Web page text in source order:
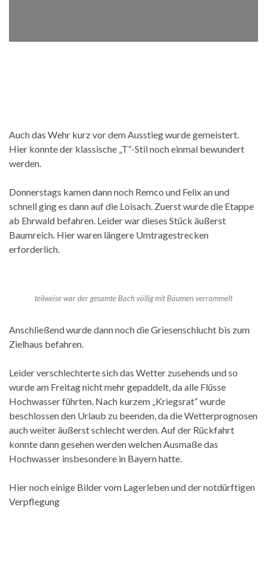
Auch das Wehr kurz vor dem Ausstieg wurde gemeistert.
Hier konnte der klassische „T“-Stil noch einmal bewundert
werden.
Donnerstags kamen dann noch Remco und Felix an und
schnell ging es dann auf die Loisach. Zuerst wurde die Etappe
ab Ehrwald befahren. Leider war dieses Stück äußerst
Baumreich. Hier waren längere Umtragestrecken
erforderlich.
teilweise war der gesamte Bach völlig mit Bäumen verrammelt
Anschließend wurde dann noch die Griesenschlucht bis zum
Zielhaus befahren.
Leider verschlechterte sich das Wetter zusehends und so
wurde am Freitag nicht mehr gepaddelt, da alle Flüsse
Hochwasser führten. Nach kurzem „Kriegsrat“ wurde
beschlossen den Urlaub zu beenden, da die Wetterprognosen
auch weiter äußerst schlecht werden. Auf der Rückfahrt
konnte dann gesehen werden welchen Ausmaße das
Hochwasser insbesondere in Bayern hatte.
Hier noch einige Bilder vom Lagerleben und der notdürftigen
Verpflegung